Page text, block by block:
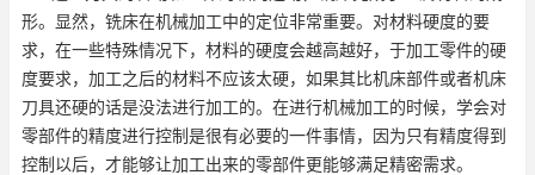
形。显然，铣床在机械加工中的定位非常重要。对材料硬度的要
求，在一些特殊情况下，材料的硬度会越高越好，于加工零件的硬
度要求，加工之后的材料不应该太硬，如果其比机床部件或者机床
刀具还硬的话是没法进行加工的。在进行机械加工的时候，学会对
零部件的精度进行控制是很有必要的一件事情，因为只有精度得到
控制以后，才能够让加工出来的零部件更能够满足精密需求。